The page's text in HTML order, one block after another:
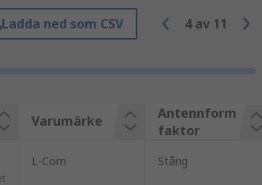
antenner mer
att läsa taggar i
flesta applikationer.
Ladda ned som CSV 4 av 11
Varumärke
Antennform
faktor
L-Com Stång